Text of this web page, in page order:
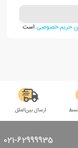
حریم خصوصی است
ارسال بین‌الملل
021-62999935